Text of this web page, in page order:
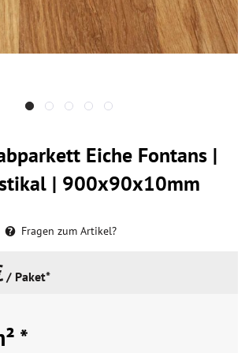
Eiche Fontans |
| 900x90x10mm
Fragen zum Artikel?
/ Paket*
*